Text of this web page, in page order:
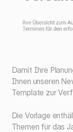
Damit Ihre
Ihnen unseren
Template zur
Die Vorlage
Themen für das